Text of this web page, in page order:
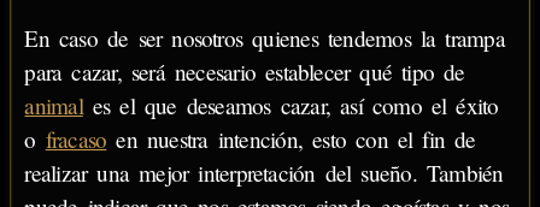
En caso de ser nosotros quienes tendemos la trampa
para cazar, será necesario establecer qué tipo de
animales el que deseamos cazar, así como el éxito
o fracaso en nuestra intención, esto con el fin de
realizar una mejor interpretación del sueño. También